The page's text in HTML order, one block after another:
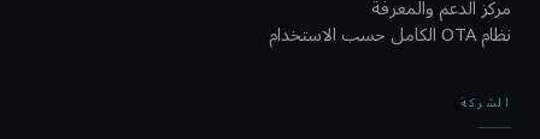
مركز الدعم والمعرفة
نظام OTA الكامل حسب الاستخدام
الشركة